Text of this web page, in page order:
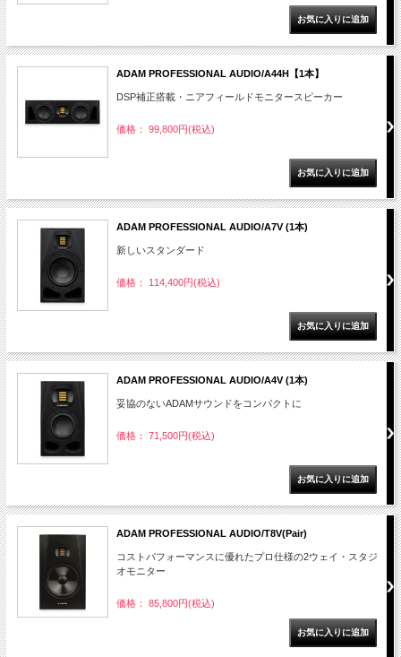
ADAM PROFESSIONAL AUDIO/A44H【1本】
DSP補正搭載・ニアフィールドモニタースピーカー
価格： 99,800円(税込)
ADAM PROFESSIONAL AUDIO/A7V (1本)
新しいスタンダード
価格： 114,400円(税込)
ADAM PROFESSIONAL AUDIO/A4V (1本)
妥協のないADAMサウンドをコンパクトに
価格： 71,500円(税込)
ADAM PROFESSIONAL AUDIO/T8V(Pair)
コストパフォーマンスに優れたプロ仕様の2ウェイ・スタジ
オモニター
価格： 85,800円(税込)